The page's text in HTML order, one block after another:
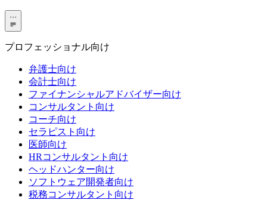
···
プロフェッショナル向け
弁護士向け
会計士向け
ファイナンシャルアドバイザー向け
コンサルタント向け
コーチ向け
セラピスト向け
医師向け
HRコンサルタント向け
ヘッドハンター向け
ソフトウェア開発者向け
税務コンサルタント向け